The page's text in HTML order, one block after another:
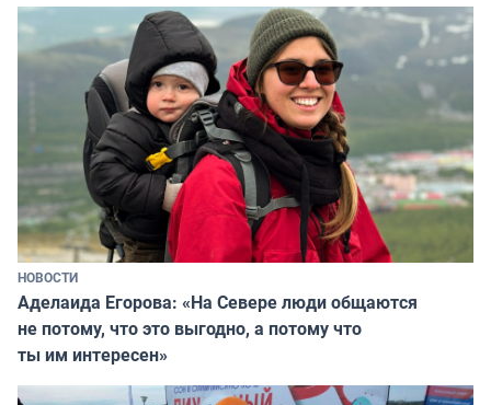
НОВОСТИ
Аделаида Егорова: «На Севере люди общаются
не потому, что это выгодно, а потому что
ты им интересен»